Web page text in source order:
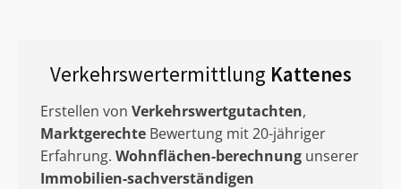
Verkehrswertermittlung Kattenes
Erstellen von Verkehrswertgutachten,
Marktgerechte Bewertung mit 20-jähriger
Erfahrung. Wohnflächen-berechnung unserer
Immobilien-sachverständigen